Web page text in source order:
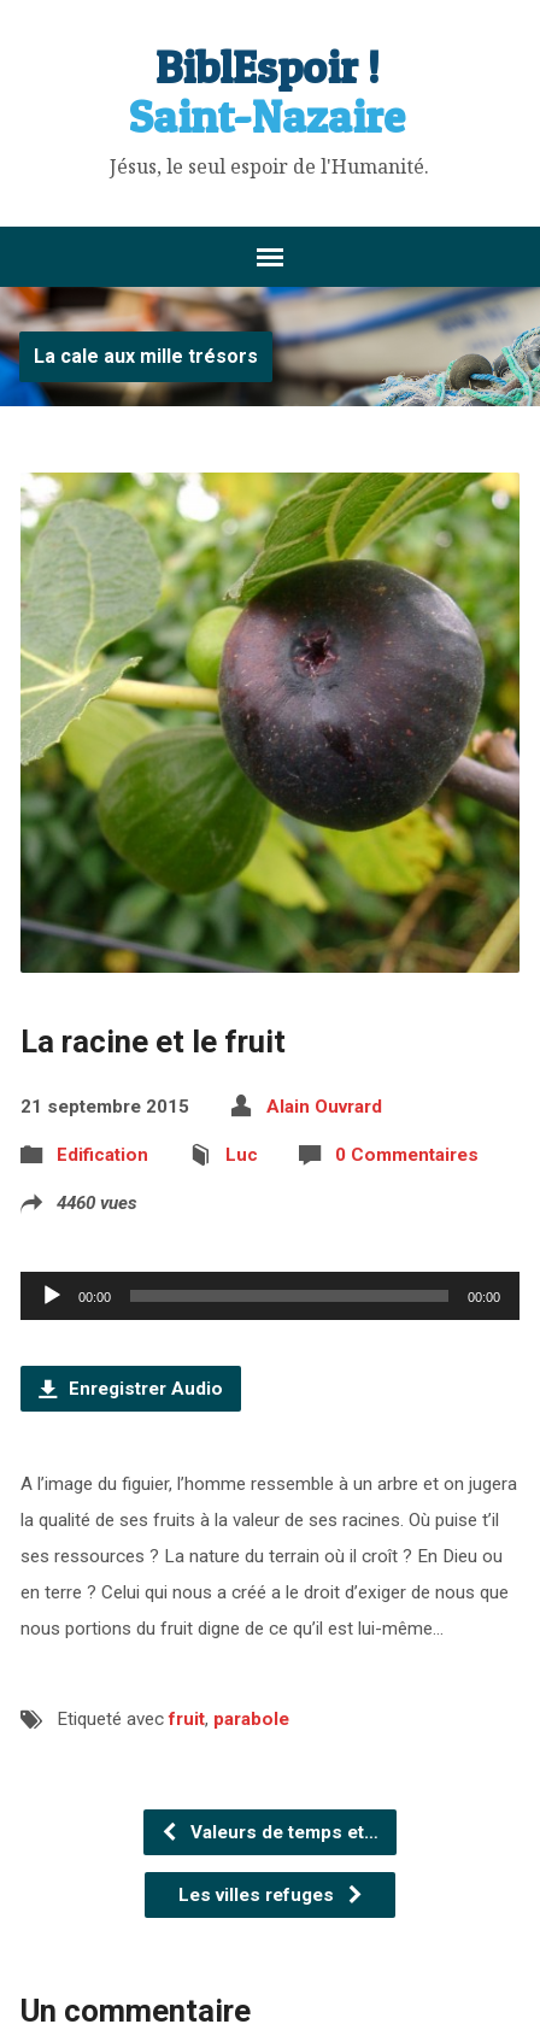
BiblEspoir !
Saint-Nazaire
Jésus, le seul espoir de l'Humanité.
La cale aux mille trésors
La racine et le fruit
21 septembre 2015 Alain Ouvrard
Edification Luc 0 Commentaires
4460 vues
Lecteur
audio
00:00 00:00
Enregistrer Audio
A l’image du figuier, l’homme ressemble à un arbre et on jugera
la qualité de ses fruits à la valeur de ses racines. Où puise t’il
ses ressources ? La nature du terrain où il croît ? En Dieu ou
en terre ? Celui qui nous a créé a le droit d’exiger de nous que
nous portions du fruit digne de ce qu’il est lui-même…
Etiqueté avecfruit, parabole
Valeurs de temps et…
Les villes refuges
Un commentaire